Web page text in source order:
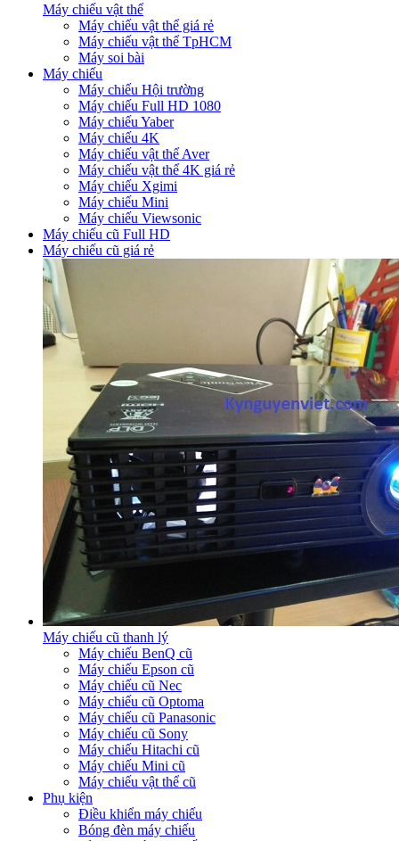
Máy chiếu vật thể
Máy chiếu vật thể giá rẻ
Máy chiếu vật thể TpHCM
Máy soi bài
Máy chiếu
Máy chiếu Hội trường
Máy chiếu Full HD 1080
Máy chiếu Yaber
Máy chiếu 4K
Máy chiếu vật thể Aver
Máy chiếu vật thể 4K giá rẻ
Máy chiếu Xgimi
Máy chiếu Mini
Máy chiếu Viewsonic
Máy chiếu cũ Full HD
Máy chiếu cũ giá rẻ
Máy chiếu cũ thanh lý
Máy chiếu BenQ cũ
Máy chiếu Epson cũ
Máy chiếu cũ Nec
Máy chiếu cũ Optoma
Máy chiếu cũ Panasonic
Máy chiếu cũ Sony
Máy chiếu Hitachi cũ
Máy chiếu Mini cũ
Máy chiếu vật thể cũ
Phụ kiện
Điều khiển máy chiếu
Bóng đèn máy chiếu